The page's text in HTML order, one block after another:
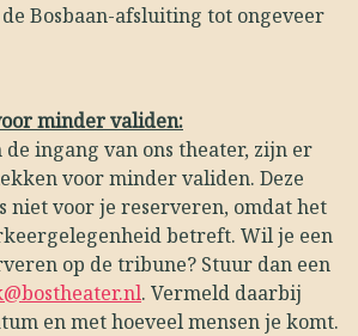
Bosbaan-afsluiting tot ongeveer
minder validen:
de ingang van ons theater, zijn er
voor minder validen. Deze
niet voor je reserveren, omdat het
betreft. Wil je een
op de tribune? Stuur dan een
. Vermeld daarbij
en met hoeveel mensen je komt.